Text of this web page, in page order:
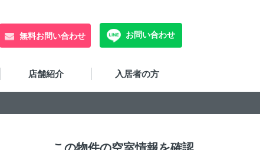
無料お問い合わせ お問い合わせ
店舗紹介 入居者の方